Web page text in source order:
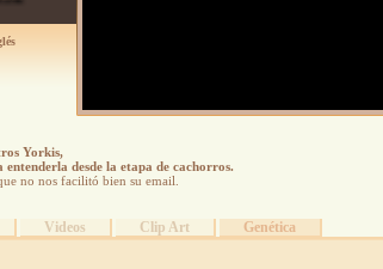
Yorkis,
desde la etapa de cachorros.
no nos facilitó bien su email.
Videos Clip Art Genética